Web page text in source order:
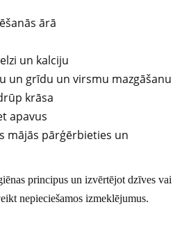
ārā
un kalciju
un grīdu un virsmu mazgāšanu
krāsa
apavus
mājās pārģērbieties un
principus un izvērtējot dzīves vai
nepieciešamos izmeklējumus.